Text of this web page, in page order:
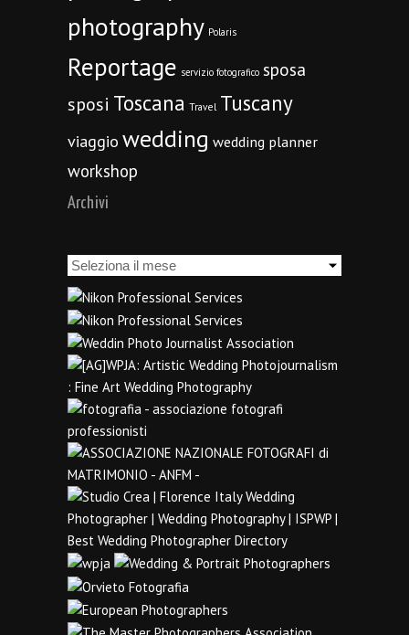
photography Polaris
Reportage servizio fotografico sposa
sposi Toscana Travel Tuscany
viaggio wedding wedding planner
workshop
Archivi
Archivi